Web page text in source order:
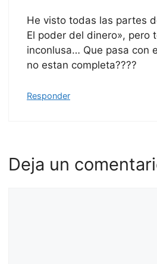
He visto todas las partes
El poder del dinero», pero
inconlusa… Que pasa con
no estan completa????
Responder
Deja un